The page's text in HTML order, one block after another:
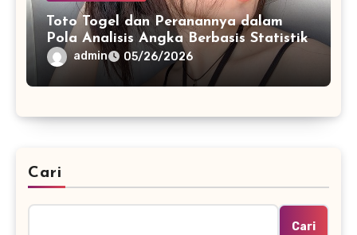
Toto Togel dan Peranannya dalam
Pola Analisis Angka Berbasis Statistik
admin 05/26/2026
Cari
Cari